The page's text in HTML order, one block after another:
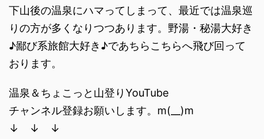
下山後の温泉にハマってしまって、最近では温泉巡
りの方が多くなりつつあります。野湯・秘湯大好き
♪鄙び系旅館大好き♪であちらこちらへ飛び回って
おります。
温泉＆ちょこっと山登りYouTube
チャンネル登録お願いします。m(__)m
↓ ↓ ↓